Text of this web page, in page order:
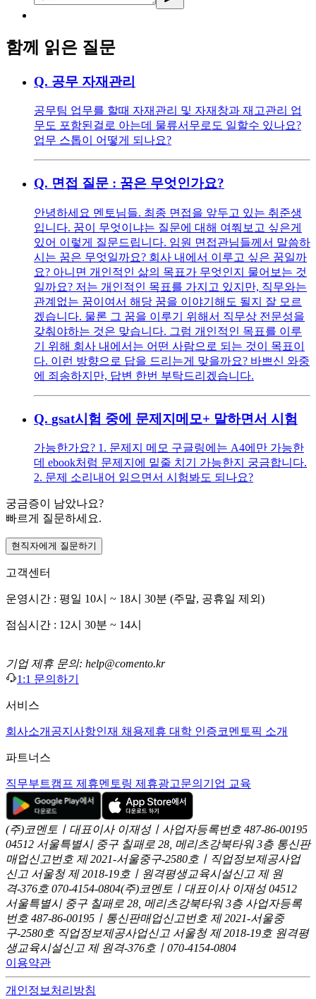
함께 읽은 질문
Q. 공무 자재관리
공무팀 업무를 할때 자재관리 및 자재창과 재고관리 업
무도 포함된걸로 아는데 물류서무로도 일할수 있나요?
업무 스톱이 어떻게 되나요?
Q. 면접 질문 : 꿈은 무엇인가요?
안녕하세요 멘토님들. 최종 면접을 앞두고 있는 취준생
입니다. 꿈이 무엇이냐는 질문에 대해 여쭤보고 싶은게
있어 이렇게 질문드립니다. 임원 면접관님들께서 말씀하
시는 꿈은 무엇일까요? 회사 내에서 이루고 싶은 꿈일까
요? 아니면 개인적인 삶의 목표가 무엇인지 물어보는 것
일까요? 저는 개인적인 목표를 가지고 있지만, 직무와는
관계없는 꿈이여서 해당 꿈을 이야기해도 될지 잘 모르
겠습니다. 물론 그 꿈을 이루기 위해서 직무상 전문성을
갖춰야하는 것은 맞습니다. 그럼 개인적인 목표를 이루
기 위해 회사 내에서는 어떤 사람으로 되는 것이 목표이
다. 이런 방향으로 답을 드리는게 맞을까요? 바쁘신 와중
에 죄송하지만, 답변 한번 부탁드리겠습니다.
Q. gsat시험 중에 문제지메모+ 말하면서 시험
가능한가요? 1. 문제지 메모 구글링에는 A4에만 가능한
데 ebook처럼 문제지에 밑줄 치기 가능한지 궁금합니다.
2. 문제 소리내어 읽으면서 시험봐도 되나요?
궁금증이 남았나요?
빠르게 질문하세요.
현직자에게 질문하기
고객센터
운영시간 : 평일 10시 ~ 18시 30분 (주말, 공휴일 제외)
점심시간 : 12시 30분 ~ 14시
기업 제휴 문의: help@comento.kr
1:1 문의하기
서비스
회사소개 공지사항인재 채용제휴 대학 인증코멘토픽 소개
파트너스
직무부트캠프 제휴멘토링 제휴광고문의 기업 교육
(주)코멘토ㅣ대표이사 이재성ㅣ사업자등록번호 487-86-00195
04512 서울특별시 중구 칠패로 28, 메리츠강북타워 3층 통신판
매업신고번호 제 2021-서울중구-2580호ㅣ직업정보제공사업
신고 서울청 제 2018-19호ㅣ원격평생교육시설신고 제 원
격-376호 070-4154-0804(주)코멘토ㅣ대표이사 이재성 04512
서울특별시 중구 칠패로 28, 메리츠강북타워 3층 사업자등록
번호 487-86-00195ㅣ통신판매업신고번호 제 2021-서울중
구-2580호 직업정보제공사업신고 서울청 제 2018-19호 원격평
생교육시설신고 제 원격-376호ㅣ070-4154-0804
이용약관
개인정보처리방침